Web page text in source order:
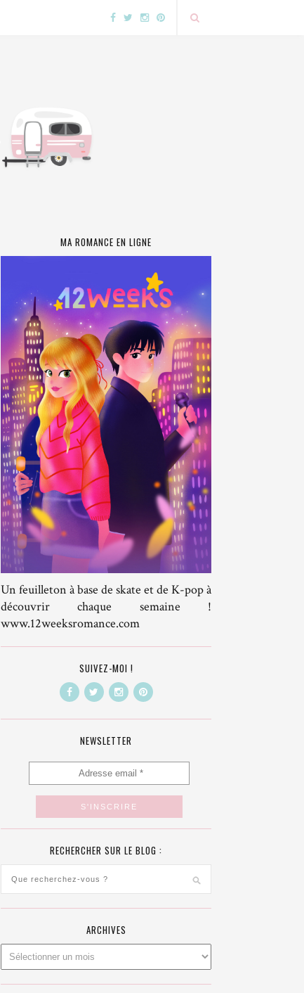
MA ROMANCE EN LIGNE
Un feuilleton à base de skate et de K-pop à
découvrir chaque semaine !
www.12weeksromance.com
SUIVEZ-MOI !
NEWSLETTER
RECHERCHER SUR LE BLOG :
ARCHIVES